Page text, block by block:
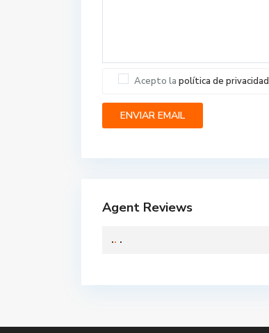
Acepto la política de privacidad
Agent Reviews
.. .